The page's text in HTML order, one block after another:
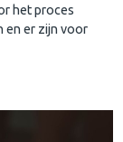
het proces
en er zijn voor